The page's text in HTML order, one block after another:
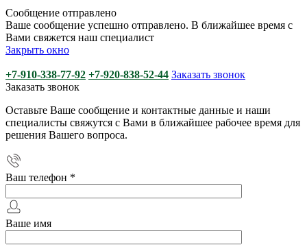
Сообщение отправлено
Ваше сообщение успешно отправлено. В ближайшее время с
Вами свяжется наш специалист
Закрыть окно
+7-910-338-77-92 +7-920-838-52-44 Заказать звонок
Заказать звонок
Оставьте Ваше сообщение и контактные данные и наши
специалисты свяжутся с Вами в ближайшее рабочее время для
решения Вашего вопроса.
Ваш телефон *
Ваше имя